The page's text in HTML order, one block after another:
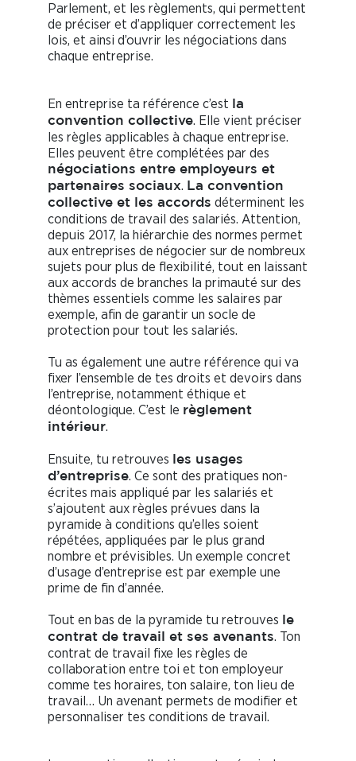
Parlement, et les règlements, qui permettent
de préciser et d’appliquer correctement les
lois, et ainsi d’ouvrir les négociations dans
chaque entreprise.
En entreprise ta référence c’est
la
convention collective. Elle vient préciser
les règles applicables à chaque entreprise.
Elles peuvent être complétées par des
négociations entre employeurs et
partenaires sociaux. La convention
collective et les accords déterminent les
conditions de travail des salariés. Attention,
depuis 2017, la hiérarchie des normes permet
aux entreprises de négocier sur de nombreux
sujets pour plus de flexibilité, tout en laissant
aux accords de branches la primauté sur des
thèmes essentiels comme les salaires par
exemple, afin de garantir un socle de
protection pour tout les salariés.
Tu as également une autre référence qui va
fixer l’ensemble de tes droits et devoirs dans
l’entreprise, notamment éthique et
déontologique. C’est le règlement
intérieur.
Ensuite, tu retrouves
les usages
d’entreprise. Ce sont des pratiques non-
écrites mais appliqué par les salariés et
s’ajoutent aux règles prévues dans la
pyramide à conditions qu’elles soient
répétées, appliquées par le plus grand
nombre et prévisibles. Un exemple concret
d’usage d’entreprise est par exemple une
prime de fin d’année.
Tout en bas de la pyramide tu retrouves
le
contrat de travail et ses avenants. Ton
contrat de travail fixe les règles de
collaboration entre toi et ton employeur
comme tes horaires, ton salaire, ton lieu de
travail… Un avenant permets de modifier et
personnaliser tes conditions de travail.